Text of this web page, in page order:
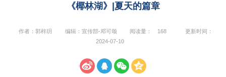
《椰林湖》|夏天的篇章
作者：郭梓玥 编辑：宣传部-邓可颂 阅读量： 168
更新时间：
2024-07-10